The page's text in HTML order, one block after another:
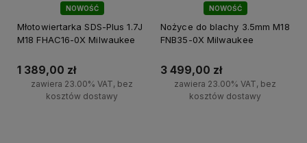
NOWOŚĆ
Młotowiertarka SDS-Plus 1.7J
M18 FHAC16-0X Milwaukee
1 389,00 zł
zawiera 23.00% VAT, bez
kosztów dostawy
NOWOŚĆ
Nożyce do blachy 3.5mm M18
FNB35-0X Milwaukee
3 499,00 zł
zawiera 23.00% VAT, bez
kosztów dostawy